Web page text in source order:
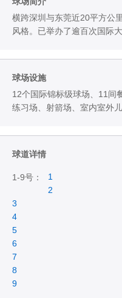
横跨深圳与东莞近20平方公
风格。已举办了逾百次国际
球场设施
12个国际锦标级球场、11间
练习场、射箭场、室内室外
球道详情
1-9号：
1
2
3
4
5
6
7
8
9